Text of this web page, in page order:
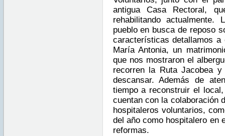
antigua Casa Rectoral,
rehabilitando
pueblo en busca de reposo
características detallamos
María Antonia, un
que nos mostraron el
recorren la Ruta Jacobea
descansar. Además de
tiempo a reconstruir el
cuentan con la colaboración
hospitaleros voluntarios,
del año como hospitalero en
reformas.